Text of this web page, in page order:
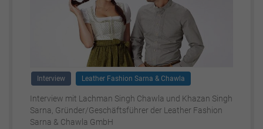
Interview Leather Fashion Sarna & Chawla
Interview mit Lachman Singh Chawla und Khazan Singh
Sarna, Gründer/Geschäftsführer der Leather Fashion
Sarna & Chawla GmbH